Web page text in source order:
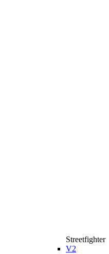
Streetfighter
V2